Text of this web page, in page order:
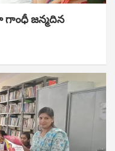
జ‌న్మ‌దిన